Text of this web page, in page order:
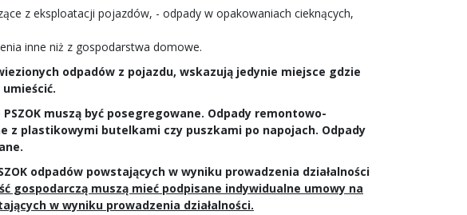
z eksploatacji pojazdów, - odpady w opakowaniach cieknących,
inne niż z gospodarstwa domowe.
odpadów z pojazdu, wskazują jedynie miejsce gdzie
muszą być posegregowane. Odpady remontowo-
z plastikowymi butelkami czy puszkami po napojach. Odpady
odpadów powstających w wyniku prowadzenia działalności
gospodarczą muszą mieć podpisane indywidualne umowy na
w wyniku prowadzenia działalności.